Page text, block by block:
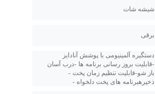
شیشه شات
برقی
دستگیره آلمینیومی با پوشش آنادایز
-قابلیت بروز رسانی برنامه ها -درب آسان
باز شو-قابلیت تنظیم زمان پخت -
ذخیرهبرنامه های پخت دلخواه -